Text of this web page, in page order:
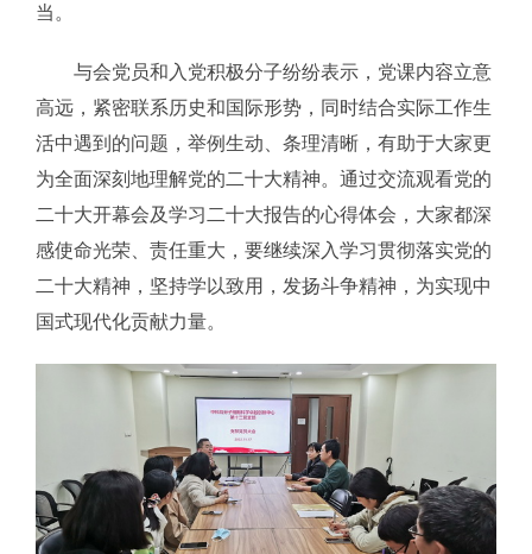
当。
与会党员和入党积极分子纷纷表示，党课内容立意
高远，紧密联系历史和国际形势，同时结合实际工作生
活中遇到的问题，举例生动、条理清晰，有助于大家更
为全面深刻地理解党的二十大精神。通过交流观看党的
二十大开幕会及学习二十大报告的心得体会，大家都深
感使命光荣、责任重大，要继续深入学习贯彻落实党的
二十大精神，坚持学以致用，发扬斗争精神，为实现中
国式现代化贡献力量。